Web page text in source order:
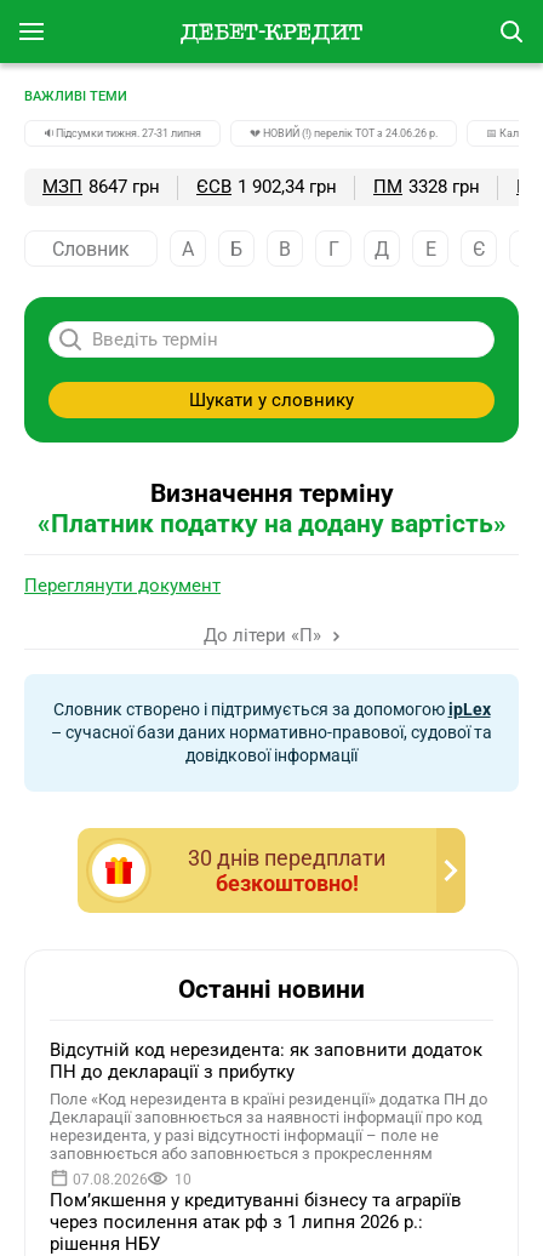
ВАЖЛИВІ ТЕМИ
🔉Підсумки тижня. 27-31 липня 💔 НОВИЙ (!) перелік ТОТ з 24.06.26 р. 📅
МЗП 8647 грн ЄСВ 1 902,34 грн ПМ 3328 грн
Словник А Б В Г Д Е Є
Шукати у словнику
Визначення терміну
«Платник податку на додану вартість»
Переглянути документ
До літери «П»
Словник створено і підтримується за допомогоюipLex
– сучасної бази даних нормативно-правової, судової та
довідкової інформації
30 днiв передплати
безкоштовно!
Останні новини
Відсутній код нерезидента: як заповнити додаток
ПН до декларації з прибутку
Поле «Код нерезидента в країні резиденції» додатка ПН до
Декларації заповнюється за наявності інформації про код
нерезидента, у разі відсутності інформації – поле не
заповнюється або заповнюється з прокресленням
07.08.2026 10
Помʼякшення у кредитуванні бізнесу та аграріїв
через посилення атак рф з 1 липня 2026 р.:
рішення НБУ